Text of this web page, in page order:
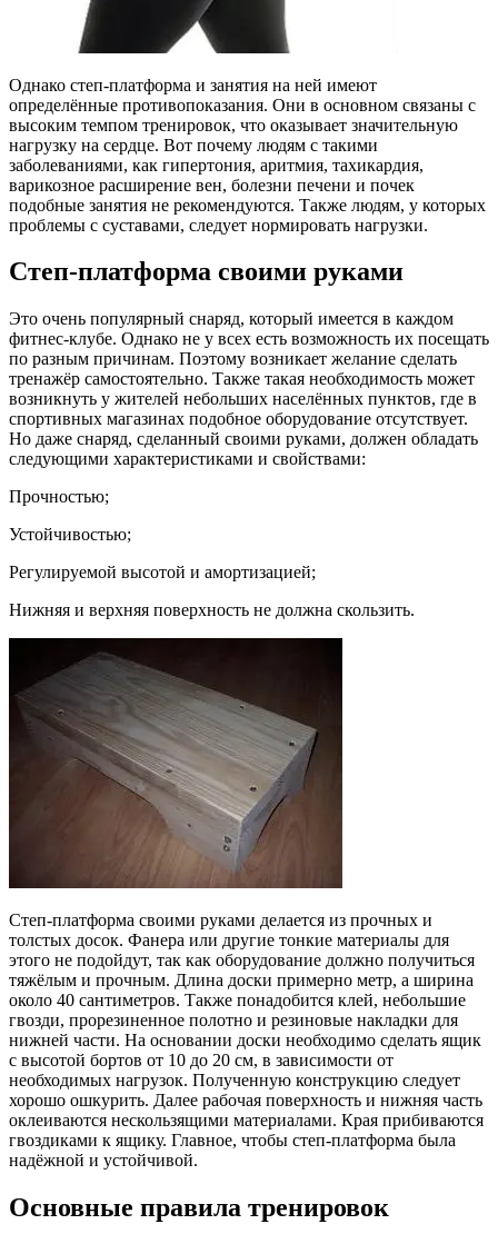
Однако степ-платформа и занятия на ней имеют
определённые противопоказания. Они в основном связаны с
высоким темпом тренировок, что оказывает значительную
нагрузку на сердце. Вот почему людям с такими
заболеваниями, как гипертония, аритмия, тахикардия,
варикозное расширение вен, болезни печени и почек
подобные занятия не рекомендуются. Также людям, у которых
проблемы с суставами, следует нормировать нагрузки.
Степ-платформа своими руками
Это очень популярный снаряд, который имеется в каждом
фитнес-клубе. Однако не у всех есть возможность их посещать
по разным причинам. Поэтому возникает желание сделать
тренажёр самостоятельно. Также такая необходимость может
возникнуть у жителей небольших населённых пунктов, где в
спортивных магазинах подобное оборудование отсутствует.
Но даже снаряд, сделанный своими руками, должен обладать
следующими характеристиками и свойствами:
Прочностью;
Устойчивостью;
Регулируемой высотой и амортизацией;
Нижняя и верхняя поверхность не должна скользить.
Степ-платформа своими руками делается из прочных и
толстых досок. Фанера или другие тонкие материалы для
этого не подойдут, так как оборудование должно получиться
тяжёлым и прочным. Длина доски примерно метр, а ширина
около 40 сантиметров. Также понадобится клей, небольшие
гвозди, прорезиненное полотно и резиновые накладки для
нижней части. На основании доски необходимо сделать ящик
с высотой бортов от 10 до 20 см, в зависимости от
необходимых нагрузок. Полученную конструкцию следует
хорошо ошкурить. Далее рабочая поверхность и нижняя часть
оклеиваются нескользящими материалами. Края прибиваются
гвоздиками к ящику. Главное, чтобы степ-платформа была
надёжной и устойчивой.
Основные правила тренировок